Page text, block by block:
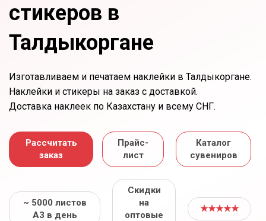
стикеров в
Талдыкоргане
Изготавливаем и печатаем наклейки в Талдыкоргане.
Наклейки и стикеры на заказ с доставкой.
Доставка наклеек по Казахстану и всему СНГ.
Рассчитать
заказ
Прайс-
лист
Каталог
сувениров
~ 5000 листов
А3 в день
Скидки
на
оптовые
★★★★★